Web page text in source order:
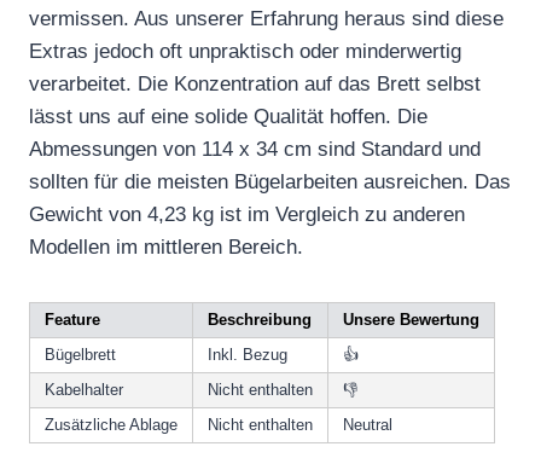
vermissen. Aus unserer Erfahrung heraus sind diese
Extras jedoch oft unpraktisch oder minderwertig
verarbeitet. Die Konzentration auf das Brett selbst
lässt uns auf eine solide Qualität hoffen. Die
Abmessungen von 114 x 34 cm sind Standard und
sollten für die meisten Bügelarbeiten ausreichen. Das
Gewicht von 4,23 kg ist im Vergleich zu anderen
Modellen im mittleren Bereich.
Feature Beschreibung
Unsere Bewertung
Bügelbrett
Inkl. Bezug
👍
Kabelhalter
Nicht enthalten
👎
Zusätzliche Ablage
Nicht enthalten Neutral